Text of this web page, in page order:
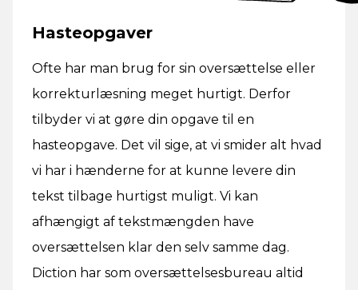
Hasteopgaver
Ofte har man brug for sin oversættelse eller
korrekturlæsning meget hurtigt. Derfor
tilbyder vi at gøre din opgave til en
hasteopgave. Det vil sige, at vi smider alt hvad
vi har i hænderne for at kunne levere din
tekst tilbage hurtigst muligt. Vi kan
afhængigt af tekstmængden have
oversættelsen klar den selv samme dag.
Diction har som oversættelsesbureau altid